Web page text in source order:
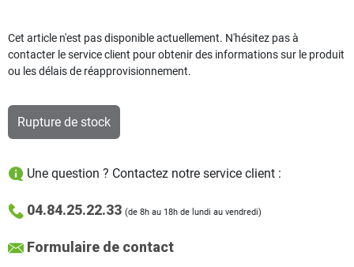
Cet article n'est pas disponible actuellement. N'hésitez pas à
contacter le service client pour obtenir des informations sur le produit
ou les délais de réapprovisionnement.
Rupture de stock
Une question ? Contactez notre service client :
04.84.25.22.33 (de 8h au 18h de lundi au vendredi)
Formulaire de contact